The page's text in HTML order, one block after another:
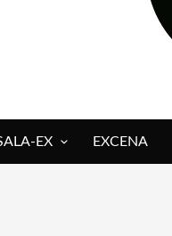
YORCH PRESENTA
MAGALÍ SARE NOS
«NO TENGO PUTOS
EX EXCENA